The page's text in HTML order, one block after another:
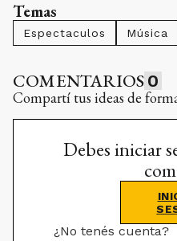
Temas
Espectaculos Música
COMENTARIOS 0
Compartí tus ideas de
Debes iniciar
¿No tenés cuenta?